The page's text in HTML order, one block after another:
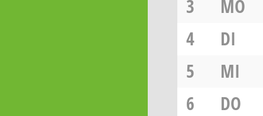
3
MO
4
DI
5
MI
6
DO